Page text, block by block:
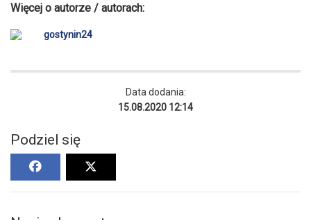
Więcej o autorze / autorach:
gostynin24
Data dodania:
15.08.2020 12:14
Podziel się